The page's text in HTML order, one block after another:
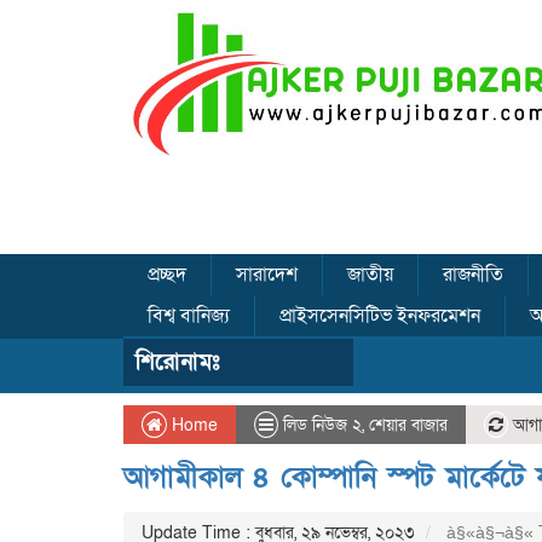
প্রচ্ছদ সারাদেশ জাতীয়
রাজনীতি
বিশ্ব বানিজ্য
প্রাইসসেনসিটিভ ইনফরমেশন
শিরোনামঃ
Home লিড নিউজ ২, শেয়ার বাজার
আগামীকাল ৪ কোম্পানি স্পট মার্কেটে
Update Time : বুধবার, ২৯ নভেম্বর, ২০২৩ à§«à§¬à§«